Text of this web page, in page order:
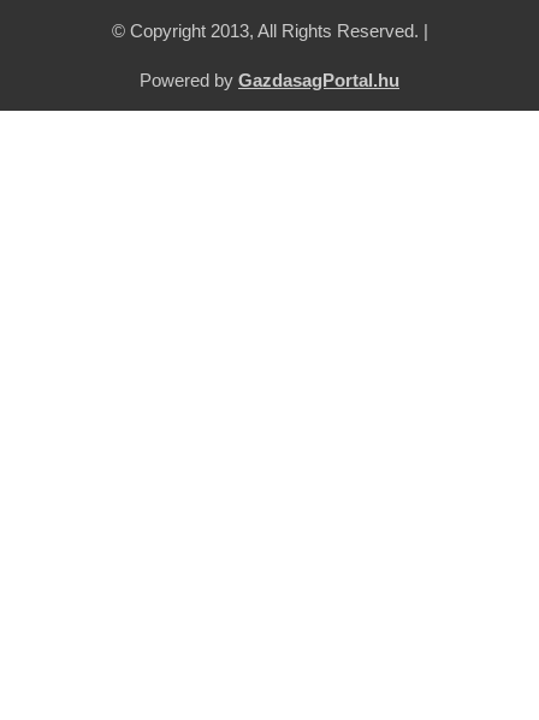
© Copyright 2013, All Rights Reserved. |
Powered by GazdasagPortal.hu